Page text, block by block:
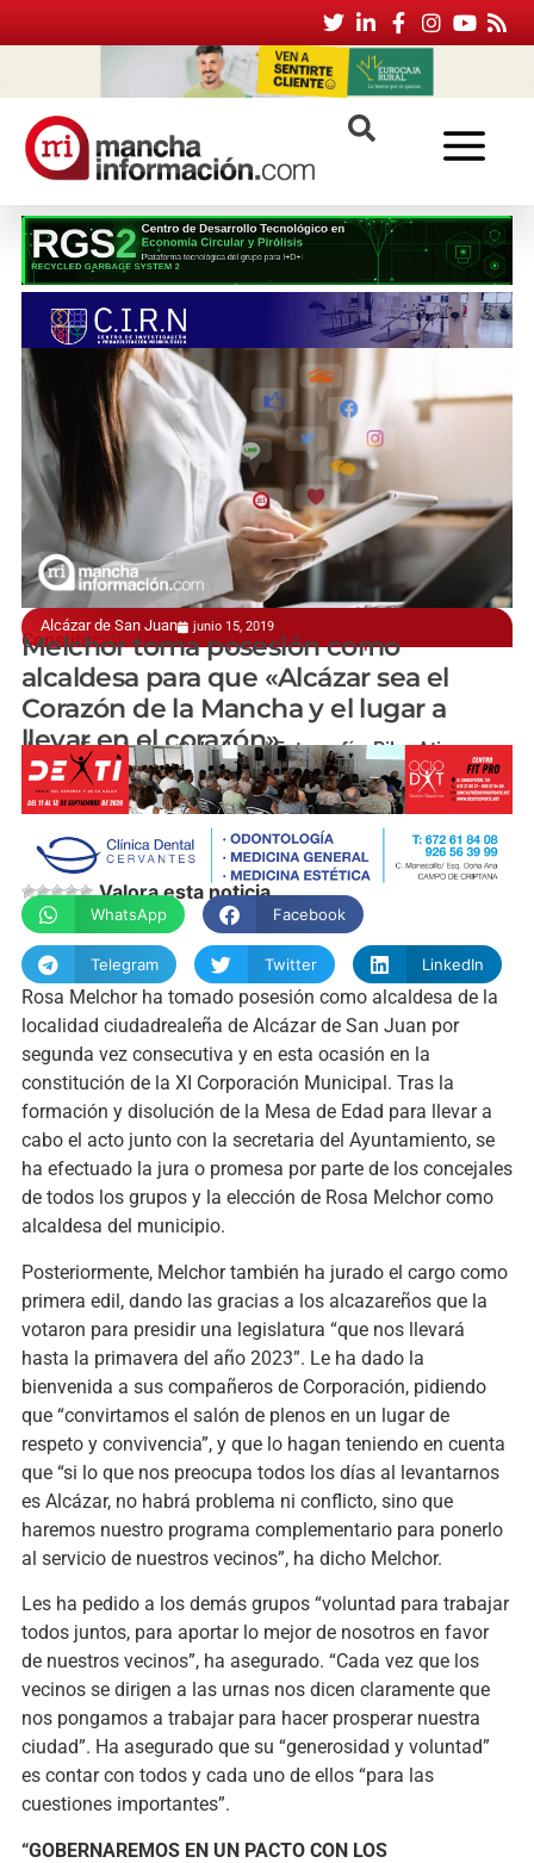
Alcázar de San Juan junio 15, 2019
Constitución de la XI Corporación Municipal
Melchor toma posesión como
alcaldesa para que «Alcázar sea el
Corazón de la Mancha y el lugar a
llevar en el corazón»
Javier Fernández-Caballero | Fotografía: Pilar Atienza
Valora esta noticia
WhatsApp Facebook
Telegram Twitter LinkedIn
Rosa Melchor ha tomado posesión como alcaldesa de la
localidad ciudadrealeña de Alcázar de San Juan por
segunda vez consecutiva y en esta ocasión en la
constitución de la XI Corporación Municipal. Tras la
formación y disolución de la Mesa de Edad para llevar a
cabo el acto junto con la secretaria del Ayuntamiento, se
ha efectuado la jura o promesa por parte de los concejales
de todos los grupos y la elección de Rosa Melchor como
alcaldesa del municipio.
Posteriormente, Melchor también ha jurado el cargo como
primera edil, dando las gracias a los alcazareños que la
votaron para presidir una legislatura “que nos llevará
hasta la primavera del año 2023”. Le ha dado la
bienvenida a sus compañeros de Corporación, pidiendo
que “convirtamos el salón de plenos en un lugar de
respeto y convivencia”, y que lo hagan teniendo en cuenta
que “si lo que nos preocupa todos los días al levantarnos
es Alcázar, no habrá problema ni conflicto, sino que
haremos nuestro programa complementario para ponerlo
al servicio de nuestros vecinos”, ha dicho Melchor.
Les ha pedido a los demás grupos “voluntad para trabajar
todos juntos, para aportar lo mejor de nosotros en favor
de nuestros vecinos”, ha asegurado. “Cada vez que los
vecinos se dirigen a las urnas nos dicen claramente que
nos pongamos a trabajar para hacer prosperar nuestra
ciudad”. Ha asegurado que su “generosidad y voluntad”
es contar con todos y cada uno de ellos “para las
cuestiones importantes”.
“GOBERNAREMOS EN UN PACTO CON LOS